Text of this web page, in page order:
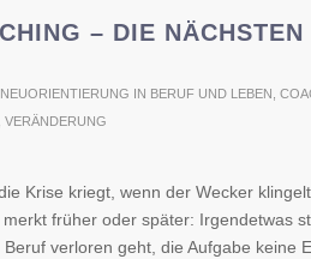
– DIE
IN BERUF UND LEBEN
VERÄNDERUNG
Krise kriegt, wenn der Wecker
früher oder später: Irgendetwas
verloren geht, die Aufgabe keine